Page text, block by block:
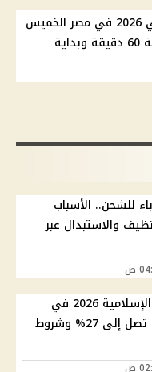
انتهاء التوقيت الصيفي 2026 في مصر الخميس
29 أكتوبر وتأخير الساعة 60 دقيقة وبداية
للشحن.. الأسباب
والاستبدال عبر
أفضل شهادات الادخار الإسلامية 2026 في
البنوك المصرية.. عوائد تصل إلى 27% وشروط